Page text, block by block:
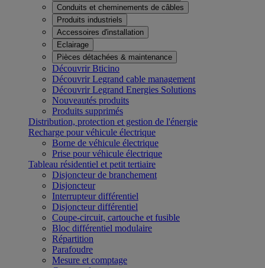
Conduits et cheminements de câbles
Produits industriels
Accessoires d'installation
Eclairage
Pièces détachées & maintenance
Découvrir Bticino
Découvrir Legrand cable management
Découvrir Legrand Energies Solutions
Nouveautés produits
Produits supprimés
Distribution, protection et gestion de l'énergie
Recharge pour véhicule électrique
Borne de véhicule électrique
Prise pour véhicule électrique
Tableau résidentiel et petit tertiaire
Disjoncteur de branchement
Disjoncteur
Interrupteur différentiel
Disjoncteur différentiel
Coupe-circuit, cartouche et fusible
Bloc différentiel modulaire
Répartition
Parafoudre
Mesure et comptage